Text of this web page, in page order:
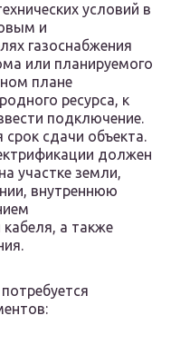
условий в
и
газоснабжения
или планируемого
плане
ресурса, к
подключение.
сдачи объекта.
должен
участке земли,
внутреннюю
а также